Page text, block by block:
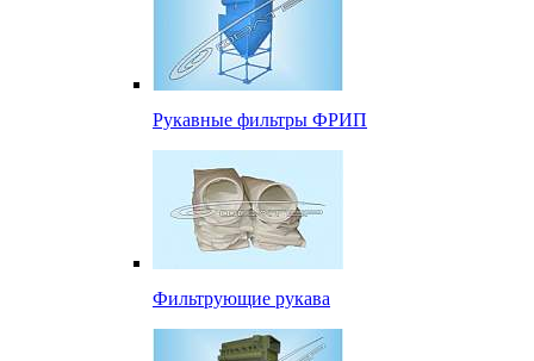
Рукавные фильтры ФРИП
Фильтрующие рукава